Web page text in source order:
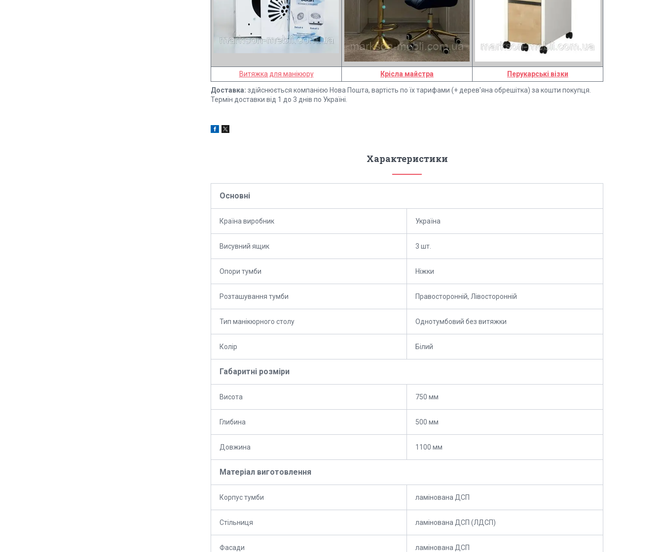
Витяжка для манікюру Крісла майстра Перукарські візки
Доставка: здійснюється компанією Нова Пошта, вартість по їх тарифами (+ дерев'яна обрешітка) за кошти покупця.
Термін доставки від 1 до 3 днів по Україні.
Характеристики
Основні
Країна виробник Україна
Висувний ящик 3 шт.
Опори тумби Ніжки
Розташування тумби Правосторонній, Лівосторонній
Тип манікюрного столу Однотумбовий без витяжки
Колір Білий
Габаритні розміри
Висота 750 мм
Глибина 500 мм
Довжина 1100 мм
Матеріал виготовлення
Корпус тумби ламінована ДСП
Стільниця ламінована ДСП (ЛДСП)
Фасади ламінована ДСП